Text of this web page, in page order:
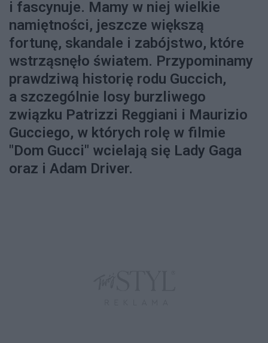
i fascynuje. Mamy w niej wielkie
namiętności, jeszcze większą
fortunę, skandale i zabójstwo, które
wstrząsnęło światem. Przypominamy
prawdziwą historię rodu Guccich,
a szczególnie losy burzliwego
związku Patrizzi Reggiani i Maurizio
Gucciego, w których rolę w filmie
"Dom Gucci" wcielają się Lady Gaga
oraz i Adam Driver.